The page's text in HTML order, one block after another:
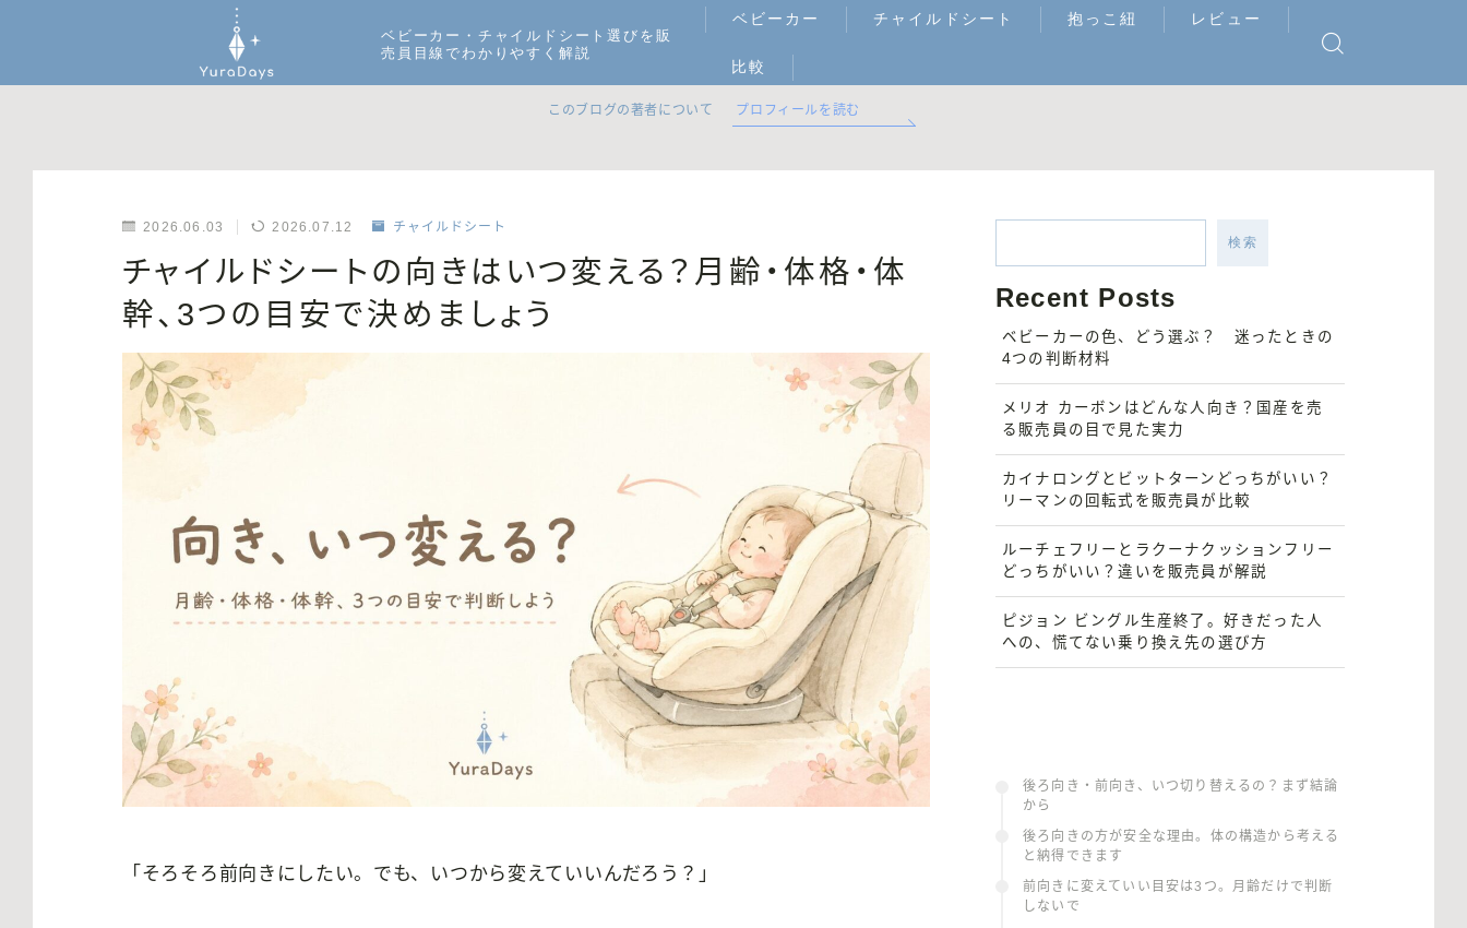
ベビーカー・チャイルドシート選びを販
売員目線でわかりやすく解説
ベビーカー チャイルドシート 抱っこ紐 レビュー
比較
このブログの著者について プロフィールを読む
2026.06.03 2026.07.12 チャイルドシート
チャイルドシートの向きはいつ変える？月齢・体格・体
幹、3つの目安で決めましょう
「そろそろ前向きにしたい。でも、いつから変えていいんだろう？」
検索
Recent Posts
ベビーカーの色、どう選ぶ？ 迷ったときの
4つの判断材料
メリオ カーボンはどんな人向き？国産を売
る販売員の目で見た実力
カイナロングとビットターンどっちがいい？
リーマンの回転式を販売員が比較
ルーチェフリーとラクーナクッションフリー
どっちがいい？違いを販売員が解説
ピジョン ビングル生産終了。好きだった人
への、慌てない乗り換え先の選び方
後ろ向き・前向き、いつ切り替えるの？まず結論
から
後ろ向きの方が安全な理由。体の構造から考える
と納得できます
前向きに変えていい目安は3つ。月齢だけで判断
しないで